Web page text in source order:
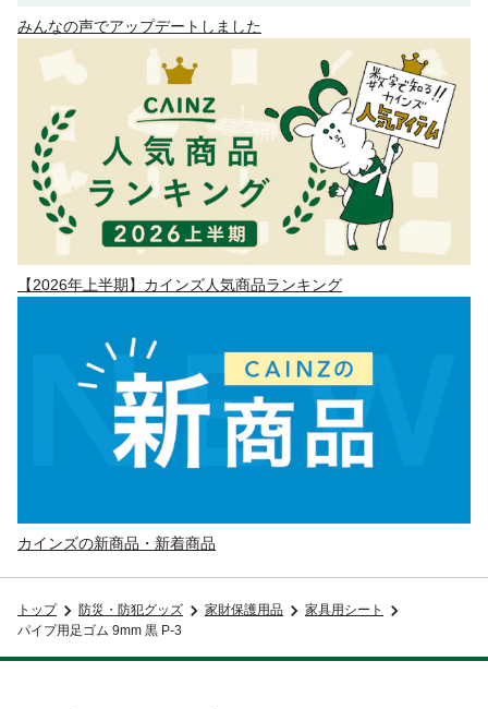
みんなの声でアップデートしました
【2026年上半期】カインズ人気商品ランキング
カインズの新商品・新着商品
トップ 防災・防犯グッズ 家財保護用品
家具用シート
パイプ用足ゴム 9mm 黒 P-3